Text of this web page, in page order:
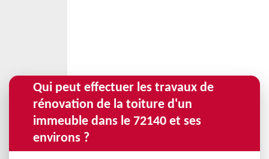
Qui peut effectuer les travaux de
rénovation de la toiture d'un
immeuble dans le 72140 et ses
environs ?